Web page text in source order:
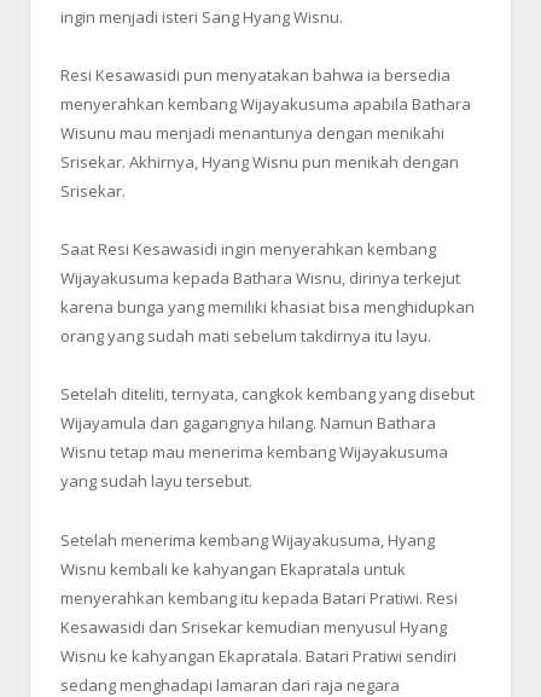
ingin menjadi isteri Sang Hyang Wisnu.
Resi Kesawasidi pun menyatakan bahwa ia bersedia
menyerahkan kembang Wijayakusuma apabila Bathara
Wisunu mau menjadi menantunya dengan menikahi
Srisekar. Akhirnya, Hyang Wisnu pun menikah dengan
Srisekar.
Saat Resi Kesawasidi ingin menyerahkan kembang
Wijayakusuma kepada Bathara Wisnu, dirinya terkejut
karena bunga yang memiliki khasiat bisa menghidupkan
orang yang sudah mati sebelum takdirnya itu layu.
Setelah diteliti, ternyata, cangkok kembang yang disebut
Wijayamula dan gagangnya hilang. Namun Bathara
Wisnu tetap mau menerima kembang Wijayakusuma
yang sudah layu tersebut.
Setelah menerima kembang Wijayakusuma, Hyang
Wisnu kembali ke kahyangan Ekapratala untuk
menyerahkan kembang itu kepada Batari Pratiwi. Resi
Kesawasidi dan Srisekar kemudian menyusul Hyang
Wisnu ke kahyangan Ekapratala. Batari Pratiwi sendiri
sedang menghadapi lamaran dari raja negara